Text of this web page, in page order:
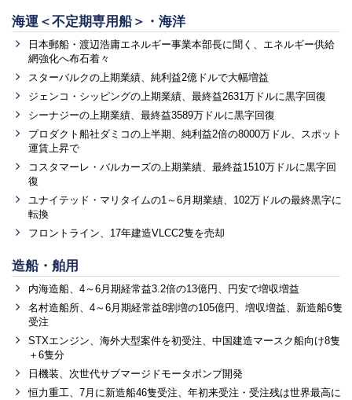
海運＜不定期専用船＞・海洋
日本郵船・渡辺浩庸エネルギー事業本部長に聞く、エネルギー供給
網強化へ布石着々
スターバルクの上期業績、純利益2億ドルで大幅増益
ジェンコ・シッピングの上期業績、最終益2631万ドルに黒字回復
シーナジーの上期業績、最終益3589万ドルに黒字回復
プロダクト船社ダミコの上半期、純利益2倍の8000万ドル、スポット
運賃上昇で
コスタマーレ・バルカーズの上期業績、最終益1510万ドルに黒字回
復
ユナイテッド・マリタイムの1～6月期業績、102万ドルの最終黒字に
転換
フロントライン、17年建造VLCC2隻を売却
造船・舶用
内海造船、4～6月期経常益3.2倍の13億円、円安で増収増益
名村造船所、4～6月期経常益8割増の105億円、増収増益、新造船6隻
受注
STXエンジン、海外大型案件を初受注、中国建造マースク船向け8隻
＋6隻分
日機装、次世代サブマージドモータポンプ開発
恒力重工、7月に新造船46隻受注、年初来受注・受注残は世界最高に